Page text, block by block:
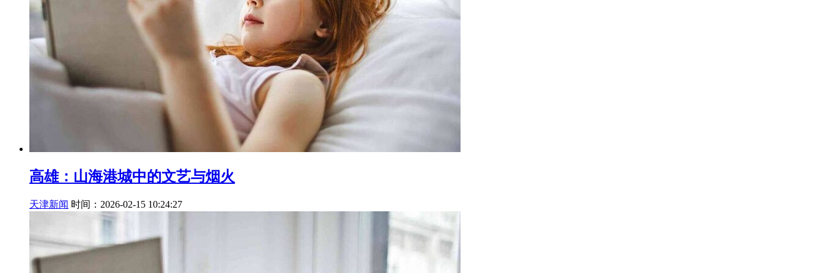
高雄：山海港城中的文艺与烟火
天津新闻 时间：2026-02-15 10:24:27